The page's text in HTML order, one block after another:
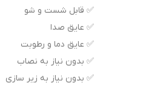
✅ قابل شست و شو
✅ عایق صدا
✅ عایق دما و رطوبت
✅ بدون نیاز به نصاب
✅ بدون نیاز به زیر سازی